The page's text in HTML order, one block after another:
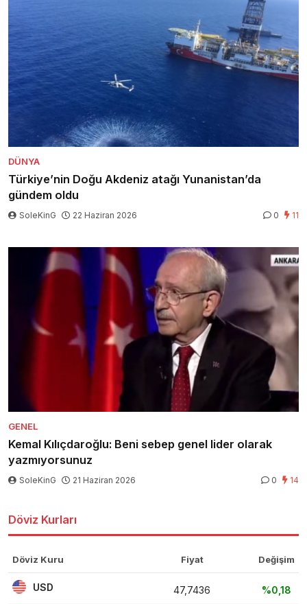
DÜNYA
Türkiye’nin Doğu Akdeniz atağı Yunanistan’da
gündem oldu
SoleKinG 22 Haziran 2026 0 11
GENEL
Kemal Kılıçdaroğlu: Beni sebep genel lider olarak
yazmıyorsunuz
SoleKinG 21 Haziran 2026 0 14
Döviz Kurları
Döviz Kuru Fiyat Değişim
USD 47,7436 %0,18